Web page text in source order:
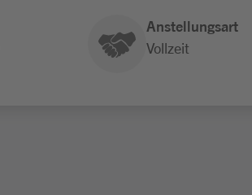
Anstellungsart
Vollzeit